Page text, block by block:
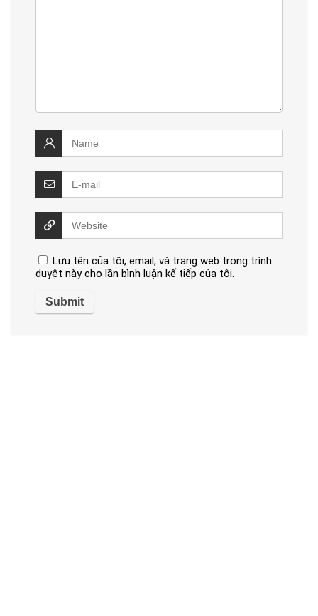
Lưu tên của tôi, email, và trang web trong trình
duyệt này cho lần bình luận kế tiếp của tôi.